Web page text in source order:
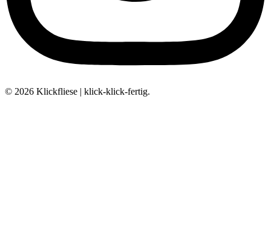
© 2026 Klickfliese | klick-klick-fertig.